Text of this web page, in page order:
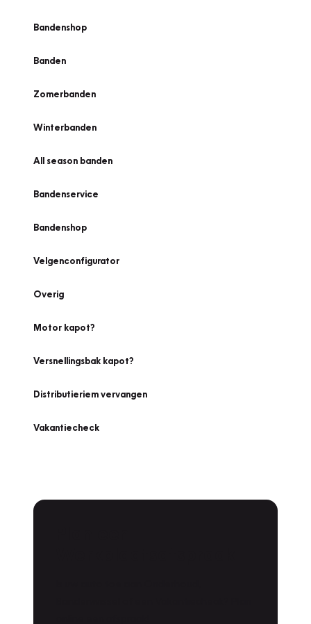
Bandenshop
Banden
Zomerbanden
Winterbanden
All season banden
Bandenservice
Bandenshop
Velgenconfigurator
Overig
Motor kapot?
Versnellingsbak kapot?
Distributieriem vervangen
Vakantiecheck